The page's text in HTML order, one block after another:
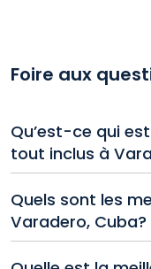
Foire aux
Qu’est-ce qui
tout inclus à
comprennent les
l’hôtel, tous les
l’alcool), l’accès
Quels sont les
Varadero, Cuba?